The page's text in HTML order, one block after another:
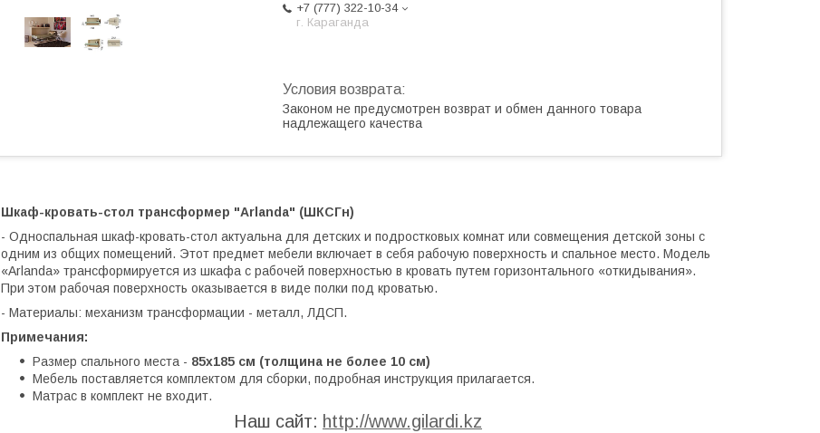
+7 (777) 322-10-34
г. Караганда
Законом не предусмотрен возврат и обмен данного товара
надлежащего качества
Шкаф-кровать-стол трансформер "Arlanda" (ШКСГн)
- Односпальная шкаф-кровать-стол актуальна для детских и подростковых комнат или совмещения детской зоны с
одним из общих помещений. Этот предмет мебели включает в себя рабочую поверхность и спальное место. Модель
«Arlanda» трансформируется из шкафа с рабочей поверхностью в кровать путем горизонтального «откидывания».
При этом рабочая поверхность оказывается в виде полки под кроватью.
- Материалы: механизм трансформации - металл, ЛДСП.
Примечания:
Размер спального места - 85x185 см (толщина не более 10 см)
Мебель поставляется комплектом для сборки, подробная инструкция прилагается.
Матрас в комплект не входит.
Наш сайт: http://www.gilardi.kz